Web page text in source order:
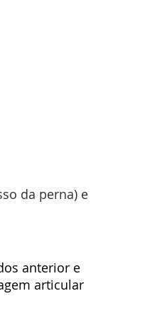
da perna) e
anterior e
articular